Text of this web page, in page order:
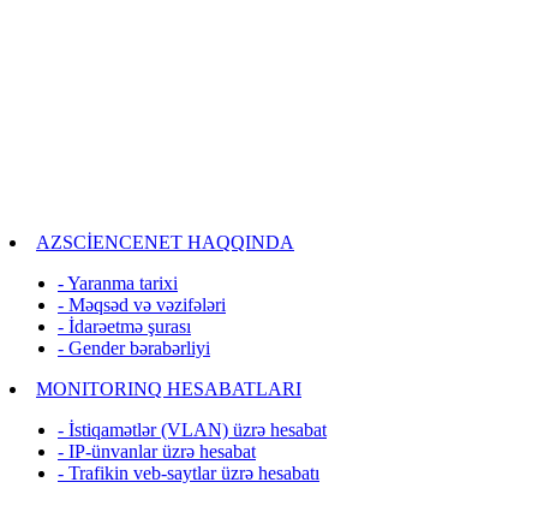
AZSCİENCENET HAQQINDA
- Yaranma tarixi
- Məqsəd və vəzifələri
- İdarəetmə şurası
- Gender bərabərliyi
MONITORINQ HESABATLARI
- İstiqamətlər (VLAN) üzrə hesabat
- IP-ünvanlar üzrə hesabat
- Trafikin veb-saytlar üzrə hesabatı